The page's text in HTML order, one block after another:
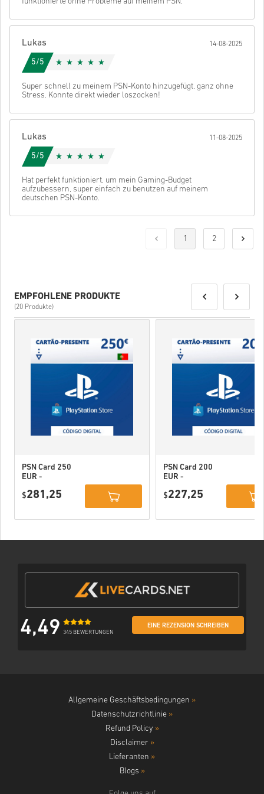
Lukas 14-08-2025
5/5
Super schnell zu meinem PSN-Konto hinzugefügt, ganz ohne
Stress. Konnte direkt wieder loszocken!
Lukas 11-08-2025
5/5
Hat perfekt funktioniert, um mein Gaming-Budget
aufzubessern, super einfach zu benutzen auf meinem
deutschen PSN-Konto.
1 2
EMPFOHLENE PRODUKTE
(20 Produkte)
PSN Card 250
EUR -
Network
$281,25
PSN Card 200
EUR -
Network
$227,25
4,49 345 BEWERTUNGEN
EINE REZENSION SCHREIBEN
Allgemeine Geschäftsbedingungen »
Datenschutzrichtlinie »
Refund Policy »
Disclaimer »
Lieferanten »
Blogs »